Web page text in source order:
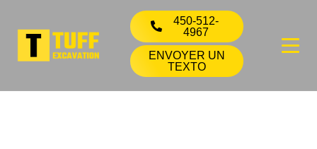
450-512-
4967
ENVOYER UN
TEXTO